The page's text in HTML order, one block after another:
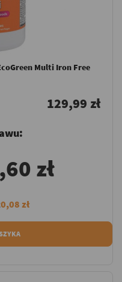
Multi Iron Free
129,99 zł
zł
0,08 zł